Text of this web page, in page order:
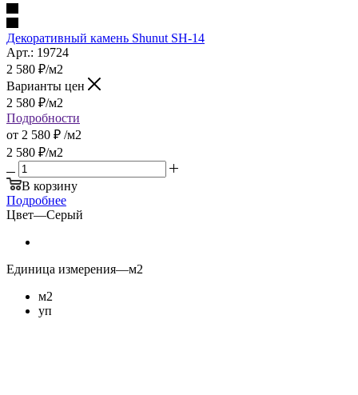
Декоративный камень Shunut SH-14
Арт.: 19724
2 580 ₽/м2
Варианты цен
2 580 ₽/м2
Подробности
от 2 580 ₽ /м2
2 580 ₽/м2
В корзину
Подробнее
Цвет—Серый
Единица измерения—м2
м2
уп